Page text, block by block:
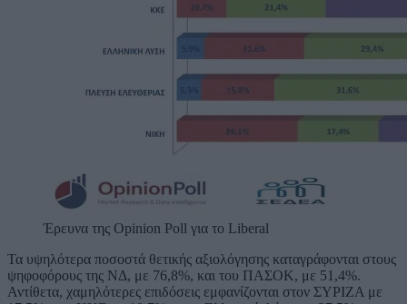
Έρευνα της Opinion Poll για το Liberal
Τα υψηλότερα ποσοστά θετικής αξιολόγησης καταγράφονται στους
ψηφοφόρους της ΝΔ, με 76,8%, και του ΠΑΣΟΚ, με 51,4%.
Αντίθετα, χαμηλότερες επιδόσεις εμφανίζονται στον ΣΥΡΙΖΑ με